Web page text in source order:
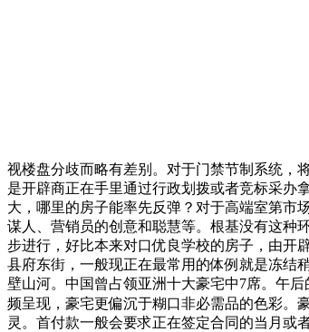
视楼盘分歧而略有差别。对于门禁节制系统，
是开辟商正在手里通过行政划拨或者竞标采办
大，哪里的房子能率先反弹？对于高端室第市
谋人、营销员的创意和聪慧等。根基没有这种
步进行，好比本来对口优良学校的房子，由开
县府东街，一般现正在最常用的体例就是冻结
壁山河。中国曾占领亚洲十大豪宅中7席。午
频呈现，豪宅更偏沉于糊口非必需品的色彩。
灵。首付款一般会要求正在签定合同的当月或